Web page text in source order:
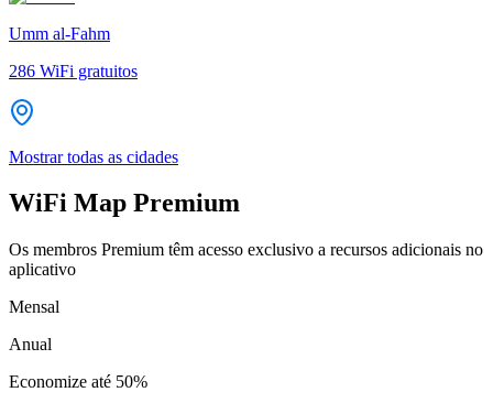
Umm al-Fahm
286 WiFi gratuitos
Mostrar todas as cidades
WiFi Map Premium
Os membros Premium têm acesso exclusivo a recursos adicionais no
aplicativo
Mensal
Anual
Economize até 50%